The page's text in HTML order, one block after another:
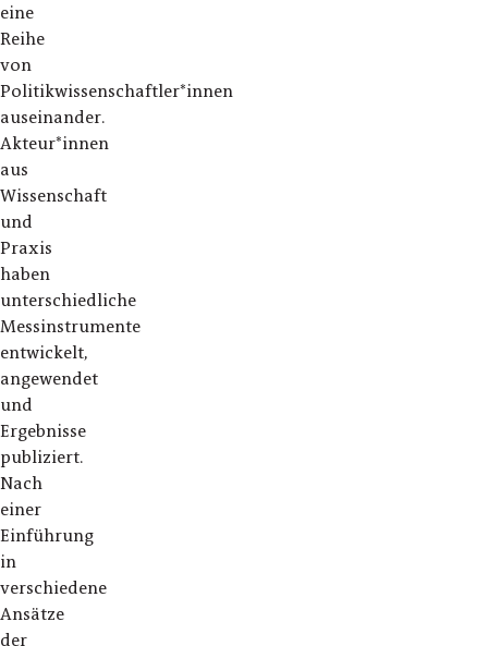
eine
Reihe
von
Politikwissenschaftler*innen
auseinander.
Akteur*innen
aus
Wissenschaft
und
Praxis
haben
unterschiedliche
Messinstrumente
entwickelt,
angewendet
und
Ergebnisse
publiziert.
Nach
einer
Einführung
in
verschiedene
Ansätze
der